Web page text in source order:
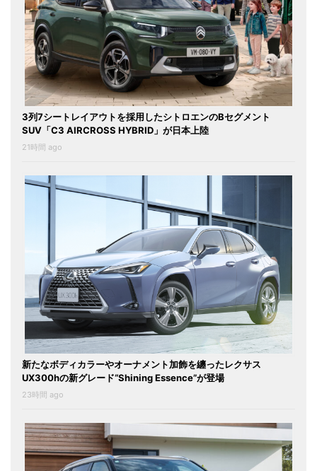
3列7シートレイアウトを採用したシトロエンのBセグメント
SUV「C3 AIRCROSS HYBRID」が日本上陸
21時間 ago
新たなボディカラーやオーナメント加飾を纏ったレクサス
UX300hの新グレード“Shining Essence”が登場
23時間 ago